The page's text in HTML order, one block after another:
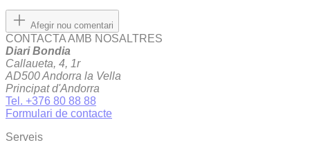
Afegir nou comentari
CONTACTA AMB NOSALTRES
Diari Bondia
Callaueta, 4, 1r
AD500 Andorra la Vella
Principat d'Andorra
Tel. +376 80 88 88
Formulari de contacte
Serveis